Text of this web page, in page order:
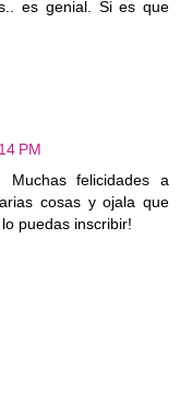
es genial. Si es que
PM
felicidades a
cosas y ojala que
puedas inscribir!